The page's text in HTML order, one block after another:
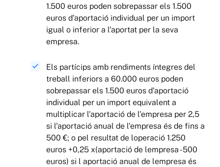
1.500 euros poden sobrepassar els 1.500
euros d'aportació individual per un import
igual o inferior a l'aportat per la seva
empresa.
Els partícips amb rendiments íntegres del
treball inferiors a 60.000 euros poden
sobrepassar els 1.500 euros d'aportació
individual per un import equivalent a
multiplicar l'aportació de l'empresa per 2,5
si l'aportació anual de l'empresa és de fins a
500 €; o pel resultat de loperació 1.250
euros +0,25 x(aportació de lempresa -500
euros) si l aportació anual de lempresa és